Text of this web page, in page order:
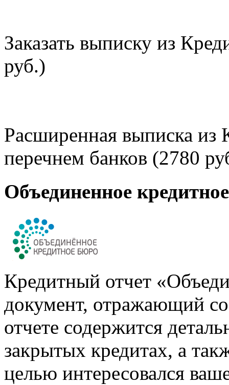
Заказать выписку из
руб.)
Расширенная выписка из
перечнем банков (2780
Объединенное
Кредитный отчет
документ, отражающий
отчете содержится
закрытых кредитах, а
целью интересовался